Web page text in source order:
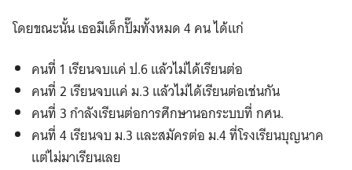
โดยขณะนั้น เธอมีเด็กปั๊มทั้งหมด 4 คน ได้แก่
คนที่ 1 เรียนจบแค่ ป.6 แล้วไม่ได้เรียนต่อ
คนที่ 2 เรียนจบแค่ ม.3 แล้วไม่ได้เรียนต่อเช่นกัน
คนที่ 3 กำลังเรียนต่อการศึกษานอกระบบที่ กศน.
คนที่ 4 เรียนจบ ม.3 และสมัครต่อ ม.4 ที่โรงเรียนบุญนาค
แต่ไม่มาเรียนเลย